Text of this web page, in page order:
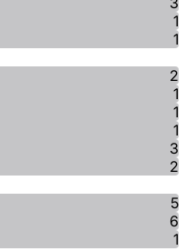
1
1
2
1
1
1
3
2
5
6
1